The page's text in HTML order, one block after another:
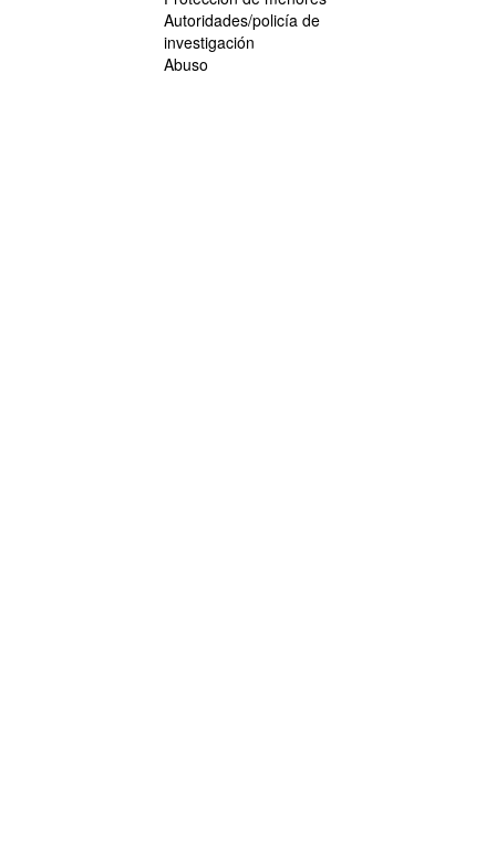
Autoridades/policía de
investigación
Abuso